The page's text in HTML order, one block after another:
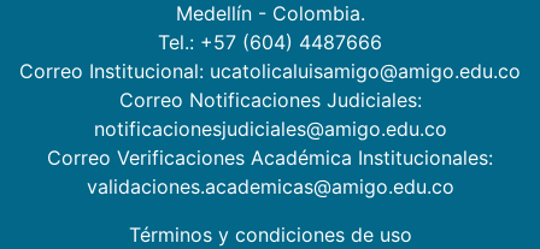
Medellín - Colombia.
Tel.: +57 (604) 4487666
Correo Institucional: ucatolicaluisamigo@amigo.edu.co
Correo Notificaciones Judiciales:
notificacionesjudiciales@amigo.edu.co
Correo Verificaciones Académica Institucionales:
validaciones.academicas@amigo.edu.co
Términos y condiciones de uso